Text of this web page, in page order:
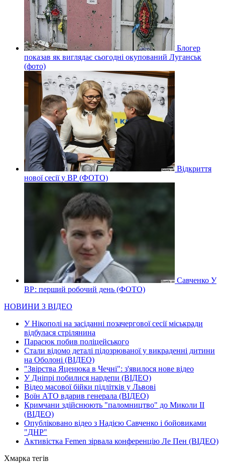
Блогер
показав як виглядає сьогодні окупований Луганськ
(фото)
Відкриття
нової сесії у ВР (ФОТО)
Савченко У
ВР: перший робочий день (ФОТО)
НОВИНИ З ВІДЕО
У Нікополі на засіданні позачергової сесії міськради
відбулася стрілянина
Парасюк побив поліцейського
Стали відомо деталі підозрюваної у викраденні дитини
на Оболоні (ВІДЕО)
"Звірства Яценюка в Чечні": з'явилося нове відео
У Дніпрі побилися нардепи (ВІДЕО)
Відео масової бійки підлітків у Львові
Воїн АТО вдарив генерала (ВІДЕО)
Кримчани здійснюють "паломництво" до Миколи ІІ
(ВІДЕО)
Опубліковано відео з Надією Савченко і бойовиками
"ДНР"
Активістка Femen зірвала конференцію Ле Пен (ВІДЕО)
Хмарка тегів